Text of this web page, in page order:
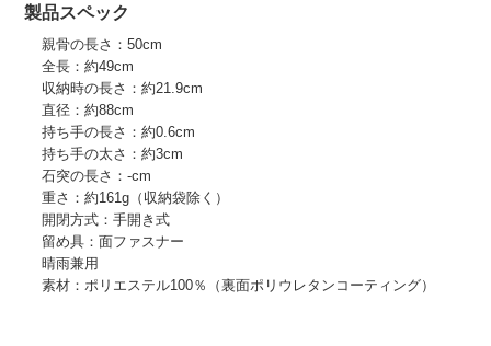
製品スペック
親骨の長さ：50cm
全長：約49cm
収納時の長さ：約21.9cm
直径：約88cm
持ち手の長さ：約0.6cm
持ち手の太さ：約3cm
石突の長さ：-cm
重さ：約161g（収納袋除く）
開閉方式：手開き式
留め具：面ファスナー
晴雨兼用
素材：ポリエステル100％（裏面ポリウレタンコーティング）